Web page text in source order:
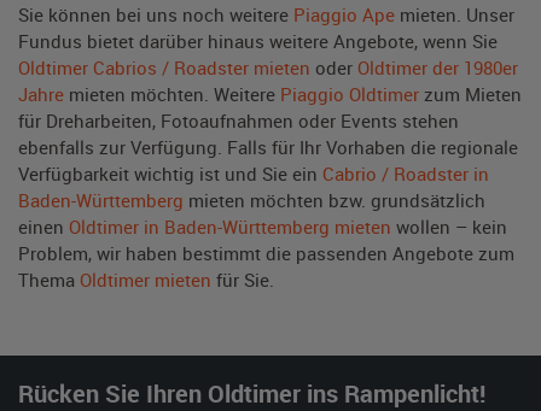
Sie können bei uns noch weitere Piaggio Ape mieten. Unser
Fundus bietet darüber hinaus weitere Angebote, wenn Sie
Oldtimer Cabrios / Roadster mieten oder Oldtimer der 1980er
Jahre mieten möchten. Weitere Piaggio Oldtimer zum Mieten
für Dreharbeiten, Fotoaufnahmen oder Events stehen
ebenfalls zur Verfügung. Falls für Ihr Vorhaben die regionale
Verfügbarkeit wichtig ist und Sie ein Cabrio / Roadster in
Baden-Württemberg mieten möchten bzw. grundsätzlich
einen Oldtimer in Baden-Württemberg mieten wollen – kein
Problem, wir haben bestimmt die passenden Angebote zum
Thema Oldtimer mieten für Sie.
Rücken Sie Ihren Oldtimer ins Rampenlicht!